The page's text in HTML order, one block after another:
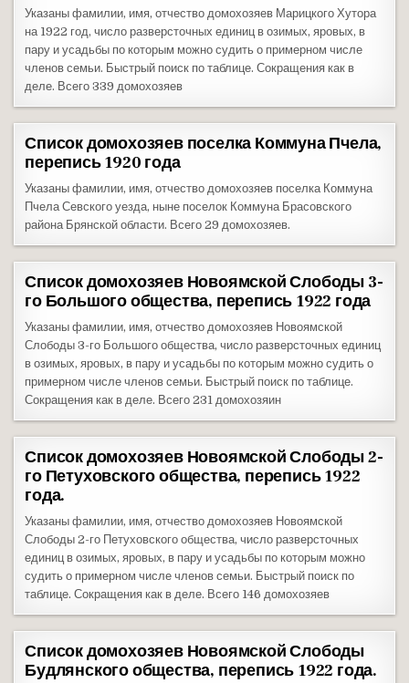
Указаны фамилии, имя, отчество домохозяев Марицкого Хутора
на 1922 год, число разверсточных единиц в озимых, яровых, в
пару и усадьбы по которым можно судить о примерном числе
членов семьи. Быстрый поиск по таблице. Сокращения как в
деле. Всего 339 домохозяев
Список домохозяев поселка Коммуна Пчела,
перепись 1920 года
Указаны фамилии, имя, отчество домохозяев поселка Коммуна
Пчела Севского уезда, ныне поселок Коммуна Брасовского
района Брянской области. Всего 29 домохозяев.
Список домохозяев Новоямской Слободы 3-
го Большого общества, перепись 1922 года
Указаны фамилии, имя, отчество домохозяев Новоямской
Слободы 3-го Большого общества, число разверсточных единиц
в озимых, яровых, в пару и усадьбы по которым можно судить о
примерном числе членов семьи. Быстрый поиск по таблице.
Сокращения как в деле. Всего 231 домохозяин
Список домохозяев Новоямской Слободы 2-
го Петуховского общества, перепись 1922
года.
Указаны фамилии, имя, отчество домохозяев Новоямской
Слободы 2-го Петуховского общества, число разверсточных
единиц в озимых, яровых, в пару и усадьбы по которым можно
судить о примерном числе членов семьи. Быстрый поиск по
таблице. Сокращения как в деле. Всего 146 домохозяев
Список домохозяев Новоямской Слободы
Будлянского общества, перепись 1922 года.